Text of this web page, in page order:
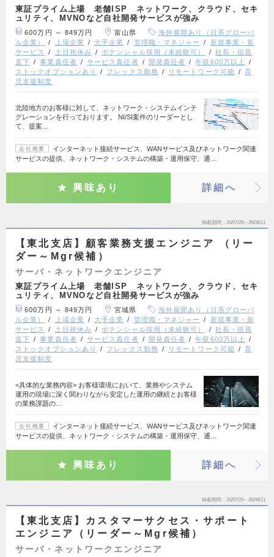
東証プライム上場 老舗ISP ネットワーク、クラウド、セキ
ュリティ、MVNOなど自社開発サービスが強み
600万円 ～ 849万円 富山県
海外展開あり（日系グローバ
ル企業）
上場企業 大手企業 管理職・マネジャー
新規事業・新
サービス
土日祝休み ポテンシャル採用（未経験可）
社長・役員
直下
事業責任者 サービス責任者 開発責任者
年収600万以上
ストックオプションあり
フレックス勤務 リモートワーク可能
育
児支援制度
北陸地方のお客様に対して、ネットワーク・システムインテ
グレーションを行っております。 NI/SI案件のリーダーとし
て、提案…
会社概要
インターネット接続サービス、WANサービス及びネットワーク関連
サービスの提供、ネットワーク・システムの構築・運用保守、通…
興味あり 詳細へ
掲載期間 26/07/29～26/08/11
【東北支店】顧客業務支援エンジニア （リー
ダー～Mgr候補）
サーバ・ネットワークエンジニア
東証プライム上場 老舗ISP ネットワーク、クラウド、セキ
ュリティ、MVNOなど自社開発サービスが強み
600万円 ～ 849万円 宮城県
海外展開あり（日系グローバ
ル企業）
上場企業 大手企業 管理職・マネジャー
新規事業・新
サービス
土日祝休み ポテンシャル採用（未経験可）
社長・役員
直下
事業責任者 サービス責任者 開発責任者
年収600万以上
ストックオプションあり
フレックス勤務 リモートワーク可能
育
児支援制度
<具体的な業務内容> お客様環境において、業務やシステム
運用の現場に深く関わりながら安定した運用の継続とお客様
の業務課題の…
会社概要
インターネット接続サービス、WANサービス及びネットワーク関連
サービスの提供、ネットワーク・システムの構築・運用保守、通…
興味あり 詳細へ
掲載期間 26/07/29～26/08/11
【東北支店】カスタマーサクセス・サポート
エンジニア（リーダー～Mgr候補）
サーバ・ネットワークエンジニア